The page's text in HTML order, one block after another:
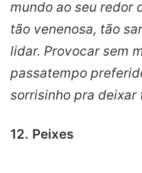
mundo ao seu redor
tão venenosa, tão
lidar. Provocar sem
passatempo
sorrisinho pra deixar
12. Peixes